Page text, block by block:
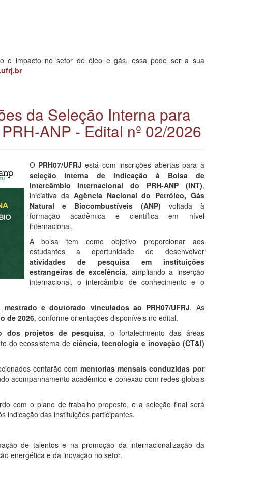
e impacto no setor de óleo e gás, essa pode ser a sua
da Seleção Interna para
ANP - Edital nº 02/2026
O PRH07/UFRJ está com inscrições abertas para a
seleção interna de indicação à Bolsa de
Intercâmbio Internacional do PRH-ANP (INT),
iniciativa da Agência Nacional do Petróleo, Gás
Natural e Biocombustíveis (ANP) voltada à
formação acadêmica e científica em nível
internacional.
A bolsa tem como objetivo proporcionar aos
estudantes a oportunidade de desenvolver
atividades de pesquisa em instituições
estrangeiras de excelência, ampliando a inserção
internacional, o intercâmbio de conhecimento e o
e doutorado vinculados ao PRH07/UFRJ. As
de 2026, conforme orientações disponíveis no edital.
dos projetos de pesquisa, o fortalecimento das áreas
do ecossistema de ciência, tecnologia e inovação (CT&I)
contarão com mentorias mensais conduzidas por
acompanhamento acadêmico e conexão com redes globais
com o plano de trabalho proposto, e a seleção final será
indicação das instituições participantes.
de talentos e na promoção da internacionalização da
energética e da inovação no setor.